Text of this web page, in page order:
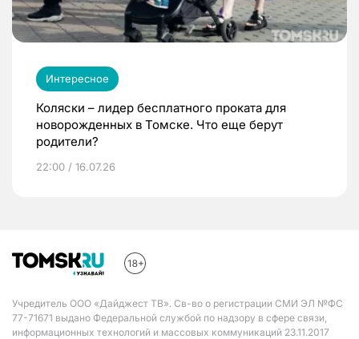
Интересное
Коляски – лидер бесплатного проката для
новорожденных в Томске. Что еще берут
родители?
22:00 / 16.07.26
Учредитель ООО «Дайджест ТВ». Св-во о регистрации СМИ ЭЛ №ФС
77-71671 выдано Федеральной службой по надзору в сфере связи,
информационных технологий и массовых коммуникаций 23.11.2017